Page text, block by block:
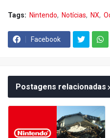
Tags: Nintendo Notícias NX
Facebook
Postagens relacionadas